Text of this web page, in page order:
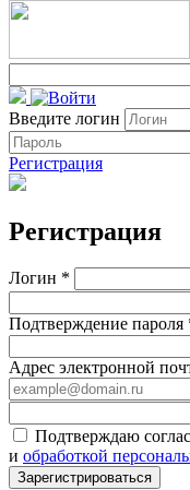
Введите логин
Регистрация
Регистрация
Логин *
Подтверждение пароля
Адрес электронной
Подтверждаю
и обработкой
Зарегистрироваться